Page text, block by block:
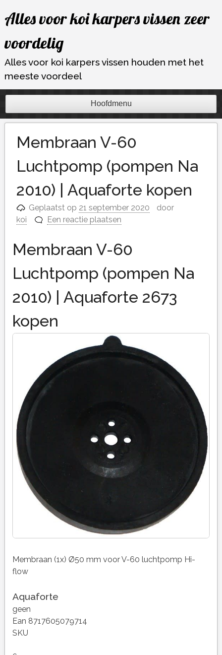
naar
inhoud
Alles voor koi karpers vissen zeer
voordelig
Alles voor koi karpers vissen houden met het
meeste voordeel
Hoofdmenu
Membraan V-60
Luchtpomp (pompen Na
2010) | Aquaforte kopen
Geplaatst op 21 september 2020
door
koi
Een reactie plaatsen
Membraan V-60
Luchtpomp (pompen Na
2010) | Aquaforte 2673
kopen
Membraan (1x) Ø50 mm voor V-60 luchtpomp Hi-
flow
Aquaforte
geen
Ean 8717605079714
SKU